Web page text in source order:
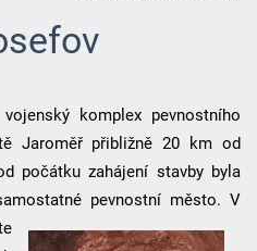
komplex pevnostního
Jaroměř přibližně 20 km od
počátku zahájení stavby byla
pevnostní město.V